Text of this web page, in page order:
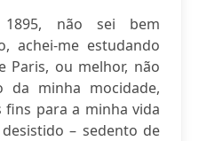
não sei bem
achei-me estudando
Paris, ou melhor, não
da minha mocidade,
para a minha vida
– sedento de